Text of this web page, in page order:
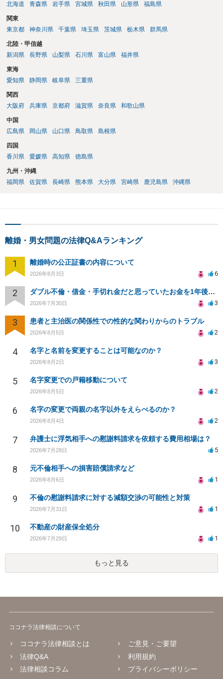
北海道
青森県 岩手県 宮城県 秋田県 山形県 福島県
関東
東京都
神奈川県 千葉県 埼玉県 茨城県 栃木県 群馬県
北陸・甲信越
新潟県
長野県 山梨県 石川県 富山県 福井県
東海
愛知県
静岡県 岐阜県 三重県
関西
大阪府
兵庫県 京都府 滋賀県 奈良県 和歌山県
中国
広島県
岡山県 山口県 鳥取県 島根県
四国
香川県
愛媛県 高知県 徳島県
九州・沖縄
福岡県
佐賀県 長崎県 熊本県 大分県 宮崎県 鹿児島県 沖縄県
離婚・男女問題の法律Q&Aランキング
1 離婚時の公正証書の内容について
2026年8月3日 6
2 ダブル不倫・借金・手切れ金だと思っていたお金を1年後いまさら脅迫罪として通知書が来てまとめて請求
2026年7月30日 3
3 患者と主治医の関係性での性的な関わりからのトラブル
2026年8月5日 2
4 名字と名前を変更することは可能なのか？
2026年8月2日 3
5 名字変更での戸籍移動について
2026年8月5日 2
6 名字の変更で両親の名字以外をえらべるのか？
2026年8月4日 2
7 弁護士に浮気相手への慰謝料請求を依頼する費用相場は？
2026年7月28日 5
8 元不倫相手への損害賠償請求など
2026年8月6日 1
9 不倫の慰謝料請求に対する減額交渉の可能性と対策
2026年7月31日 1
10 不動産の財産保全処分
2026年7月29日 1
もっと見る
ココナラ法律相談について
ココナラ法律相談とは
法律Q&A
法律相談コラム
ご意見・ご要望
利用規約
プライバシーポリシー